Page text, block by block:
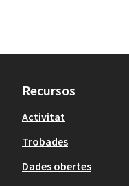
Recursos
Activitat
Trobades
Dades obertes